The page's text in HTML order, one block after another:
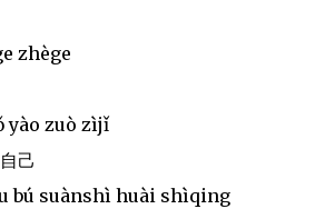
zhège
yào zuò zìjǐ
己
bú suànshì huài shìqing